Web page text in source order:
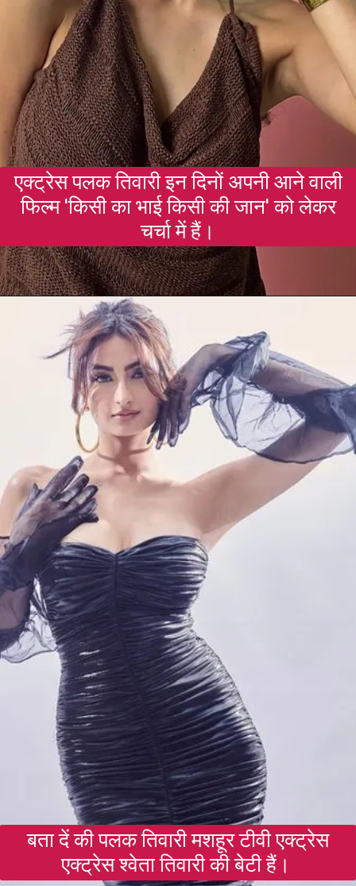
एक्ट्रेस पलक तिवारी इन दिनों अपनी आने वाली
फिल्म 'किसी का भाई किसी की जान' को लेकर
चर्चा में हैं।
बता दें की पलक तिवारी मशहूर टीवी एक्ट्रेस
एक्ट्रेस श्वेता तिवारी की बेटी हैं।